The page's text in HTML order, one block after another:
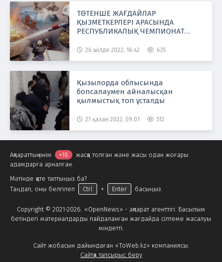
ТӨТЕНШЕ ЖАҒДАЙЛАР
ҚЫЗМЕТКЕРЛЕРІ АРАСЫНДА
РЕСПУБЛИКАЛЫҚ ЧЕМПИОНАТ
26 шілде 2022, 16:42 635
Қызылорда облысында
бопсалаумен айналысқан
қылмыстық топ ұсталды
27 қазан 2022, 09:01 512
Copyright © 2021-2026. «OpenNews» - ақпарат агенттігі. Басылым
бетіндегі материалдарды пайдаланған жағдайда сілтеме жасалуы
міндетті.
Сайт жобасын дайындаған «ToWeb.kz» компаниясы.
Сайтқа тапсырыс беру
Ақпараттық өнім +18
жасқа толған және жасы одан жоғары
адамдарға арналған.
Мәтінде қате таптыңыз ба?
Таңдап, оны белгілеп
Ctrl + Enter басыңыз.